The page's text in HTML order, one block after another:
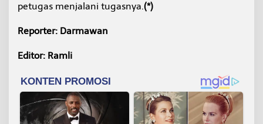
petugas menjalani tugasnya.(*)
Reporter: Darmawan
Editor: Ramli